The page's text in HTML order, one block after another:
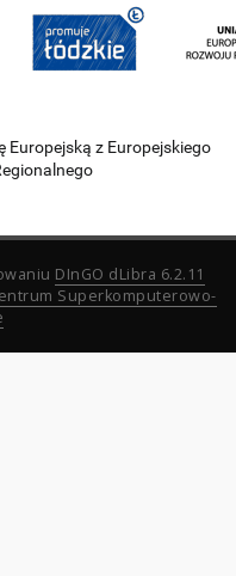
Europejską z Europejskiego
DInGO dLibra 6.2.11
Superkomputerowo-